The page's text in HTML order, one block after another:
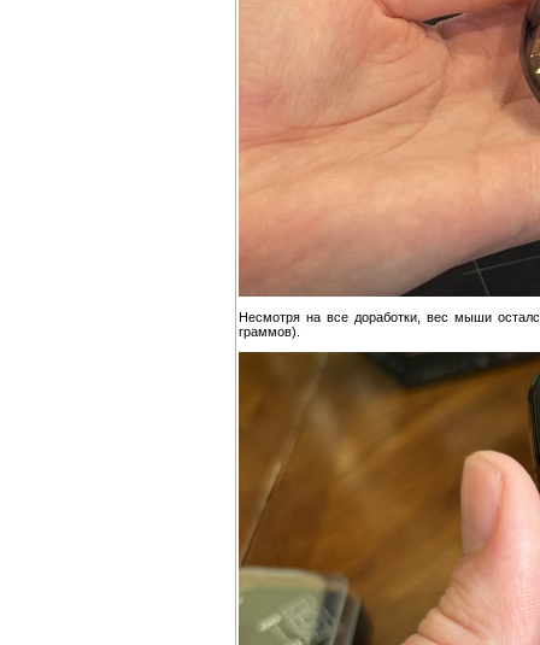
Несмотря на все доработки, вес мыши
граммов).